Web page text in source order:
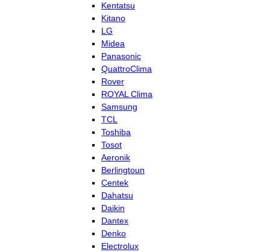
Kentatsu
Kitano
LG
Midea
Panasonic
QuattroClima
Rover
ROYAL Clima
Samsung
TCL
Toshiba
Tosot
Aeronik
Berlingtoun
Centek
Dahatsu
Daikin
Dantex
Denko
Electrolux